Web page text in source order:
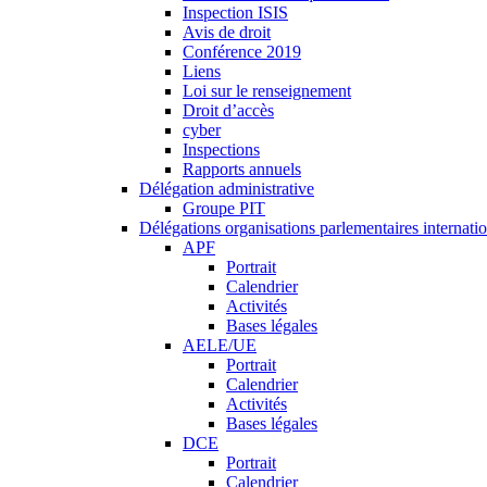
Inspection ISIS
Avis de droit
Conférence 2019
Liens
Loi sur le renseignement
Droit d’accès
cyber
Inspections
Rapports annuels
Délégation administrative
Groupe PIT
Délégations organisations parlementaires
APF
Portrait
Calendrier
Activités
Bases légales
AELE/UE
Portrait
Calendrier
Activités
Bases légales
DCE
Portrait
Calendrier